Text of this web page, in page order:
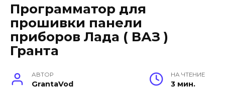
Программатор для
прошивки панели
приборов Лада ( ВАЗ )
Гранта
АВТОР
GrantaVod
НА ЧТЕНИЕ
3 мин.